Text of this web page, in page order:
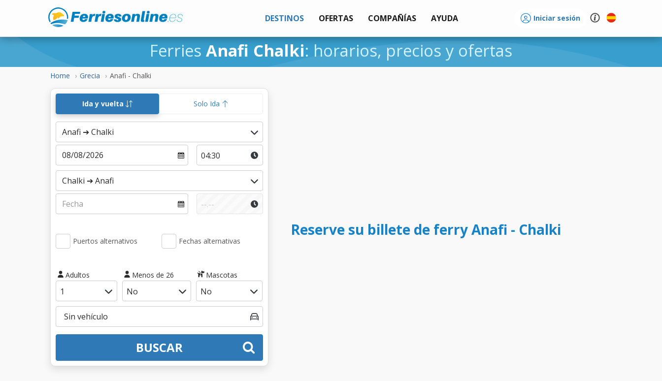
DESTINOS OFERTAS COMPAÑÍAS AYUDA Iniciar sesión
Ferries Anafi Chalki: horarios, precios y ofertas
Home Grecia Anafi - Chalki
Ida y vuelta Solo Ida
Puertos alternativos Fechas alternativas
Adultos Menos de 26 Mascotas
BUSCAR
Reserve su billete de ferry Anafi - Chalki